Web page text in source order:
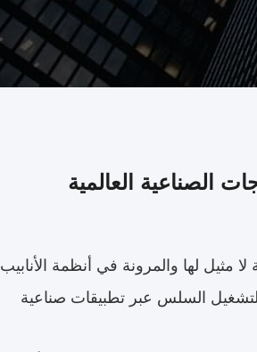
الصناعية العالمية
مثيل لها والمرونة في أنظمة الأنابيب
السلس عبر تطبيقات صناعية